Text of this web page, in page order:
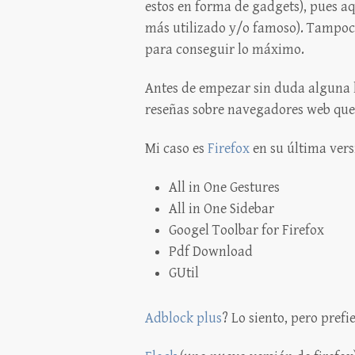
estos en forma de gadgets), pues
más utilizado y/o famoso).
para conseguir lo máximo.
Antes de empezar sin duda
reseñas sobre navegadores web
Mi caso es Firefoxen su última
All in One Gestures
All in One Sidebar
Googel Toolbar for Firefox
Pdf Download
GUtil
Adblock plus? Lo siento, pero